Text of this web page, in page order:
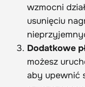
wzmocni
usunięciu
Dodatkowe
możesz
aby upewnić